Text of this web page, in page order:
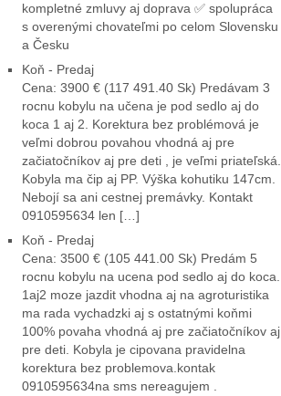
kompletné zmluvy aj doprava ✅ spolupráca
s overenými chovateľmi po celom Slovensku
a Česku
Koň - Predaj
Cena: 3900 € (117 491.40 Sk) Predávam 3
rocnu kobylu na učena je pod sedlo aj do
koca 1 aj 2. Korektura bez problémová je
veľmi dobrou povahou vhodná aj pre
začiatočníkov aj pre deti , je veľmi priateľská.
Kobyla ma čip aj PP. Výška kohutiku 147cm.
Nebojí sa ani cestnej premávky. Kontakt
0910595634 len […]
Koň - Predaj
Cena: 3500 € (105 441.00 Sk) Predám 5
rocnu kobylu na ucena pod sedlo aj do koca.
1aj2 moze jazdit vhodna aj na agroturistika
ma rada vychadzki aj s ostatnými koňmi
100% povaha vhodná aj pre začiatočníkov aj
pre deti. Kobyla je cipovana pravidelna
korektura bez problemova.kontak
0910595634na sms nereagujem .